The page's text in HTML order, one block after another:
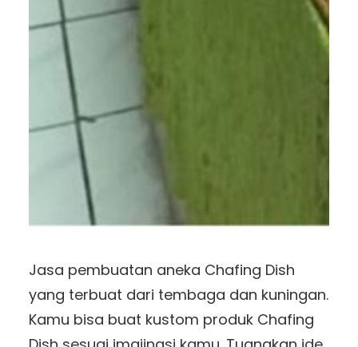
Jasa pembuatan aneka Chafing Dish
yang terbuat dari tembaga dan kuningan.
Kamu bisa buat kustom produk Chafing